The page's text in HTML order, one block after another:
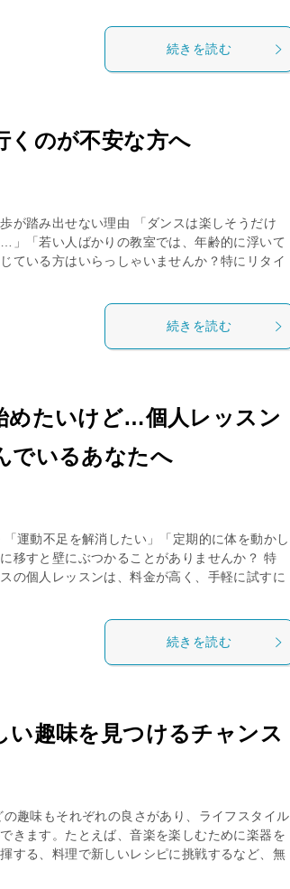
続きを読む
くのが不安な方へ
が踏み出せない理由 「ダンスは楽しそうだけ
」「若い人ばかりの教室では、年齢的に浮いて
ている方はいらっしゃいませんか？特にリタイ
続きを読む
めたいけど…個人レッスン
でいるあなたへ
運動不足を解消したい」「定期的に体を動かし
移すと壁にぶつかることがありませんか？ 特
の個人レッスンは、料金が高く、手軽に試すに
続きを読む
い趣味を見つけるチャンス
趣味もそれぞれの良さがあり、ライフスタイル
きます。たとえば、音楽を楽しむために楽器を
する、料理で新しいレシピに挑戦するなど、無